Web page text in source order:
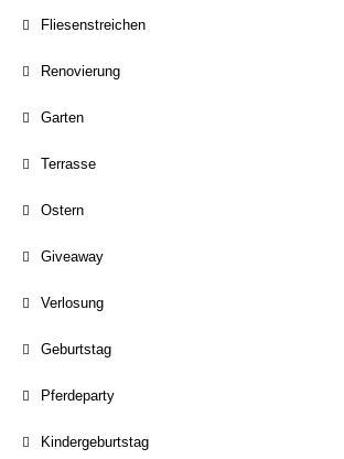
Fliesenstreichen
Renovierung
Garten
Terrasse
Ostern
Giveaway
Verlosung
Geburtstag
Pferdeparty
Kindergeburtstag